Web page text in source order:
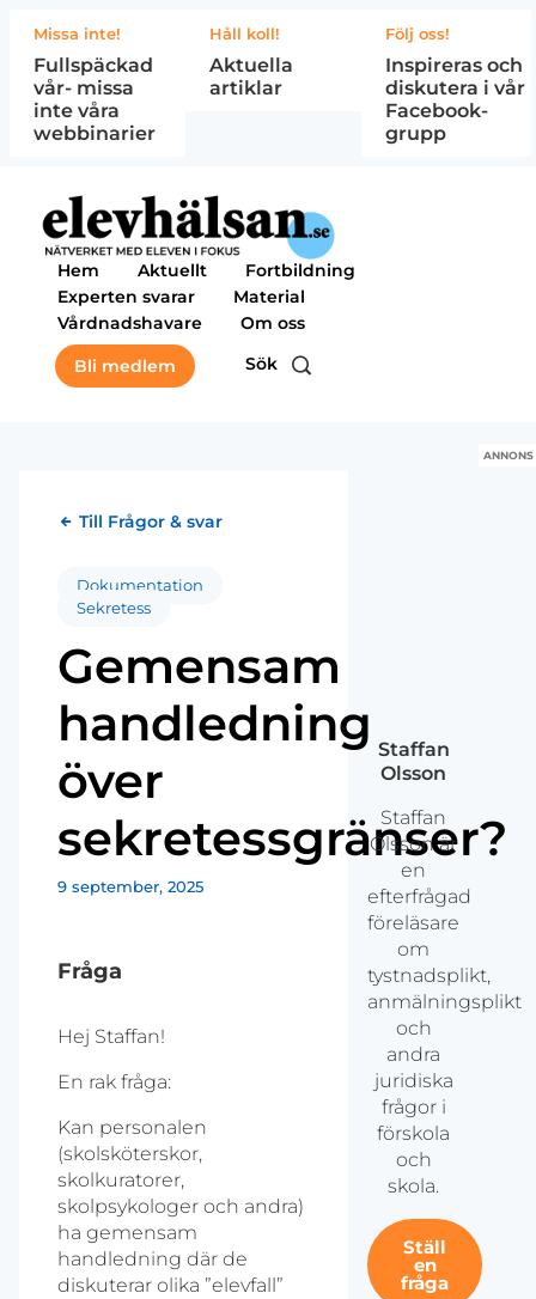
Missa inte!
Fullspäckad
vår- missa
inte våra
webbinarier
Håll koll!
Aktuella
artiklar
Följ oss!
Inspireras och
diskutera i vår
Facebook-
grupp
Hem Aktuellt
Fortbildning
Experten svarar
Material
Vårdnadshavare
Om oss
Bli medlem
Sök
Till Frågor & svar
Dokumentation
Sekretess
Gemensam
handledning
över
sekretessgränser?
9 september, 2025
Fråga
Hej Staffan!
En rak fråga:
Kan personalen
(skolsköterskor,
skolkuratorer,
skolpsykologer och andra)
ha gemensam
handledning där de
diskuterar olika ”elevfall”
Staffan
Olsson
Staffan
Olsson är
en
efterfrågad
föreläsare
om
tystnadsplikt,
anmälningsplikt
och
andra
juridiska
frågor i
förskola
och
skola.
Ställ
en
fråga
ANNONS